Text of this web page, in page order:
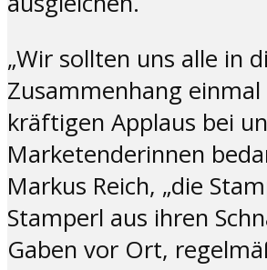
„Wir sollten uns alle in
Zusammenhang
kräftigen Applaus bei
Marketenderinnen
Markus Reich, „die
Stamperl aus ihren
Gaben vor Ort,